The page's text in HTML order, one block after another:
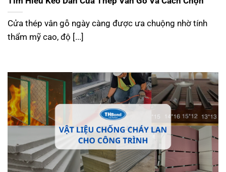
Cửa thép vân gỗ ngày càng được ưa chuộng nhờ tính
thẩm mỹ cao, độ [...]